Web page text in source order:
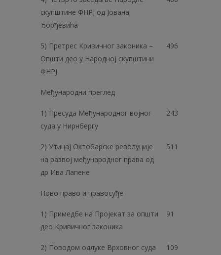
скупштине ФНРЈ од Јована
Ђорђевића
5) Претрес Кривичног законика –
Општи део у Народној скупштини
ФНРЈ
496
Међународни преглед
1) Пресуда Међународног војног
суда у Нирнбергу
243
2) Утицај Октобарске револуције
на развој међународног права од
др Ива Лапене
511
Ново право и правосуђе
1) Примедбе на Пројекат за општи
део Кривичног законика
91
2) Поводом одлуке Врховног суда
109